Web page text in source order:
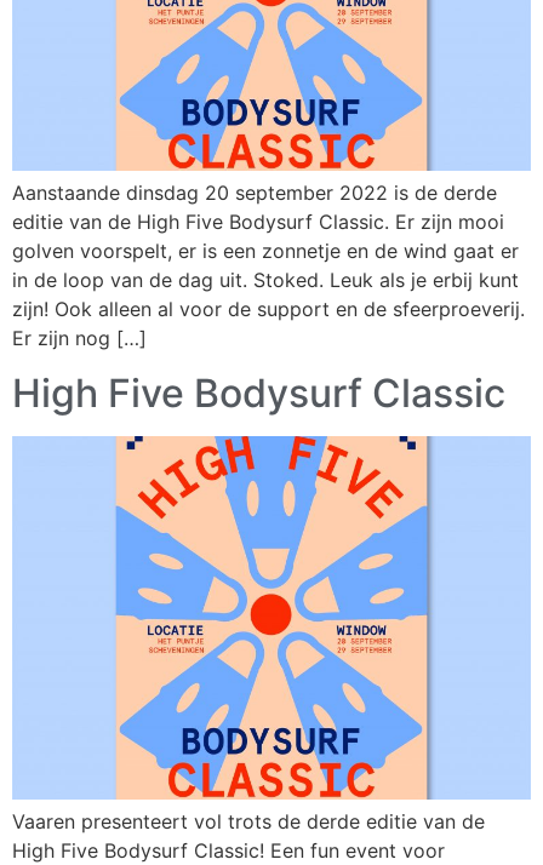
Aanstaande dinsdag 20 september 2022 is de derde
editie van de High Five Bodysurf Classic. Er zijn mooi
golven voorspelt, er is een zonnetje en de wind gaat er
in de loop van de dag uit. Stoked. Leuk als je erbij kunt
zijn! Ook alleen al voor de support en de sfeerproeverij.
Er zijn nog […]
High Five Bodysurf Classic
Vaaren presenteert vol trots de derde editie van de
High Five Bodysurf Classic! Een fun event voor